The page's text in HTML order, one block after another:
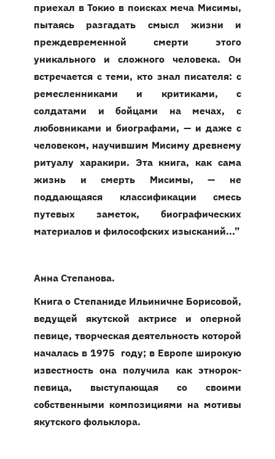
приехал в Токио в поисках меча Мисимы,
пытаясь разгадать смысл жизни и
преждевременной смерти этого
уникального и сложного человека. Он
встречается с теми, кто знал писателя: с
ремесленниками и критиками, с
солдатами и бойцами на мечах, с
любовниками и биографами, — и даже с
человеком, научившим Мисиму древнему
ритуалу харакири. Эта книга, как сама
жизнь и смерть Мисимы, — не
поддающаяся классификации смесь
путевых заметок, биографических
материалов и философских изысканий...”
Анна Степанова.
Книга о Степаниде Ильиничне Борисовой,
ведущей якутской актрисе и оперной
певице, творческая деятельность которой
началась в 1975 году; в Европе широкую
известность она получила как этнорок-
певица, выступающая со своими
собственными композициями на мотивы
якутского фольклора.